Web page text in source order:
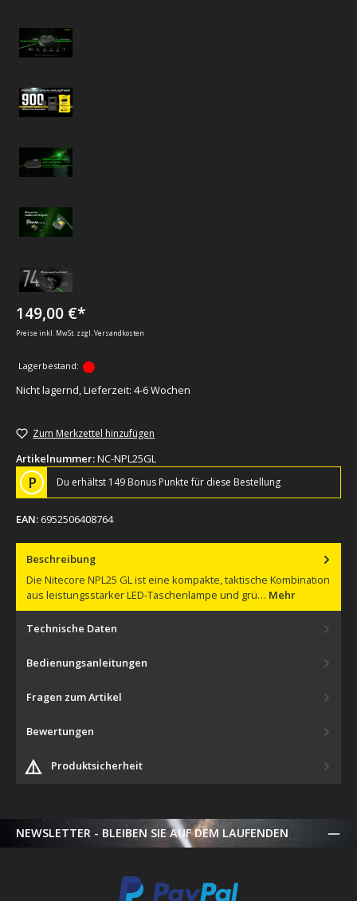
149,00 €*
Preise inkl. MwSt. zzgl. Versandkosten
Lagerbestand:
Nicht lagernd, Lieferzeit: 4-6 Wochen
Zum Merkzettel hinzufügen
Artikelnummer:NC-NPL25GL
P Du erhältst 149 Bonus Punkte für diese Bestellung
EAN: 6952506408764
Beschreibung
Die Nitecore NPL25 GL ist eine kompakte, taktische Kombination
aus leistungsstarker LED-Taschenlampe und grü… Mehr
Technische Daten
Bedienungsanleitungen
⚠️ Produktsicherheit
Fragen zum Artikel
Bewertungen
NEWSLETTER - BLEIBEN SIE AUF DEM LAUFENDEN